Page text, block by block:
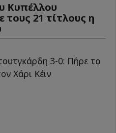
Κυπέλλου
τους 21 τίτλους η